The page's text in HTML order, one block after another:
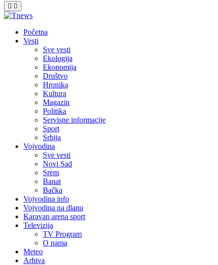
Početna
Vesti
Sve vesti
Ekologija
Ekonomija
Društvo
Hronika
Kultura
Magazin
Politika
Servisne informacije
Sport
Srbija
Vojvodina
Sve vesti
Novi Sad
Srem
Banat
Bačka
Vojvodina info
Vojvodina na dlanu
Karavan arena sport
Televizija
TV Program
O nama
Meteo
Arhiva